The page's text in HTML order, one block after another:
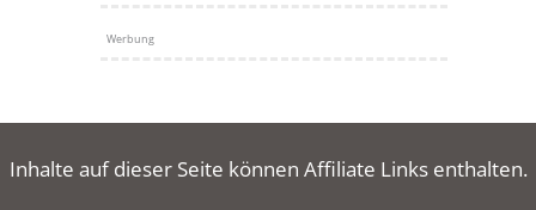
Werbung
Inhalte auf dieser Seite können Affiliate Links enthalten.